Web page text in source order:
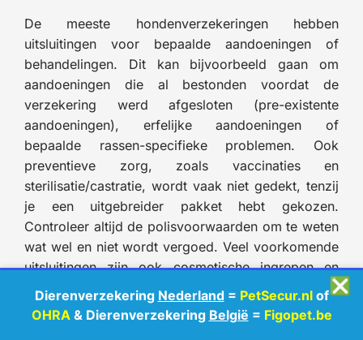
De meeste hondenverzekeringen hebben
uitsluitingen voor bepaalde aandoeningen of
behandelingen. Dit kan bijvoorbeeld gaan om
aandoeningen die al bestonden voordat de
verzekering werd afgesloten (pre-existente
aandoeningen), erfelijke aandoeningen of
bepaalde rassen-specifieke problemen. Ook
preventieve zorg, zoals vaccinaties en
sterilisatie/castratie, wordt vaak niet gedekt, tenzij
je een uitgebreider pakket hebt gekozen.
Controleer altijd de polisvoorwaarden om te weten
wat wel en niet wordt vergoed. Veel voorkomende
uitsluitingen zijn ook cosmetische ingrepen en
behandelingen gerelateerd aan fokken.
Hoeveel kost een hondenverzekering?
❎
Dierenverzekering Nederland= PetSecur.nlof
OHRA& Dierenverzekering België = Figopet.be